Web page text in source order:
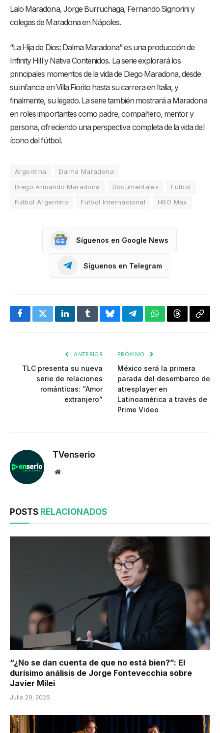
Lalo Maradona, Jorge Burruchaga, Fernando Signorini y
colegas de Maradona en Nápoles.
“La Hija de Dios: Dalma Maradona” es una producción de
Infinity Hill y Nativa Contenidos. La serie explorará los
principales momentos de la vida de Diego Maradona, desde
su infancia en Villa Fiorito hasta su carrera en Italia, y
finalmente, su legado. La serie también mostrará a Maradona
en roles importantes como padre, compañero, mentor y
persona, ofreciendo una perspectiva completa de la vida del
ícono del fútbol.
Argentina
Dalma Maradona
Diego Armando Maradona
Documentales
Futbol
Futbol Argentino
Futbol Internacional HBO Max
Síguenos en Google News
Síguenos en Telegram
FacebookTwitterLinkedInTumblrBlueskyTelegramWhatsApp
Threads
ANTERIOR
TLC presenta su nueva
serie de relaciones
románticas: “Amor
extranjero”
PRÓXIMO
México será la primera
parada del desembarco de
atresplayer en
Latinoamérica a través de
Prime Video
TVenserio
Website
POSTS RELACIONADOS
“¿No se dan cuenta de que no está bien?”: El
durísimo análisis de Jorge Fontevecchia sobre
Javier Milei
Julio 29, 2026